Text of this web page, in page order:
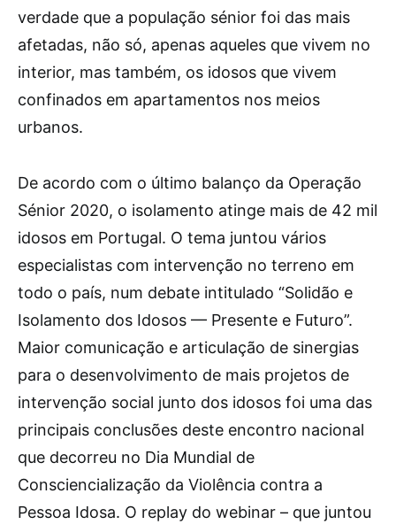
verdade que a população sénior foi das mais
afetadas, não só, apenas aqueles que vivem no
interior, mas também, os idosos que vivem
confinados em apartamentos nos meios
urbanos.
De acordo com o último balanço da Operação
Sénior 2020, o isolamento atinge mais de 42 mil
idosos em Portugal. O tema juntou vários
especialistas com intervenção no terreno em
todo o país, num debate intitulado “Solidão e
Isolamento dos Idosos — Presente e Futuro”.
Maior comunicação e articulação de sinergias
para o desenvolvimento de mais projetos de
intervenção social junto dos idosos foi uma das
principais conclusões deste encontro nacional
que decorreu no Dia Mundial de
Consciencialização da Violência contra a
Pessoa Idosa. O replay do webinar – que juntou